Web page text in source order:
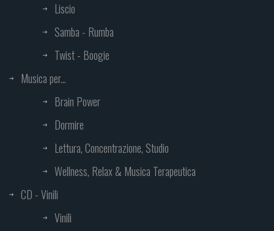
Liscio
Samba - Rumba
Twist - Boogie
Musica per...
Brain Power
Dormire
Lettura, Concentrazione, Studio
Wellness, Relax & Musica Terapeutica
CD - Vinili
Vinili